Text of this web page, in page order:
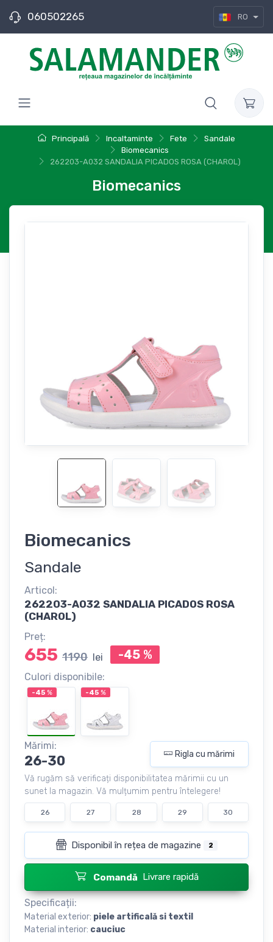
060502265 RO
Principală Incaltaminte Fete
Sandale
Biomecanics
262203-A032 SANDALIA PICADOS ROSA (CHAROL)
Biomecanics
Biomecanics
Sandale
Articol:
262203-A032 SANDALIA PICADOS ROSA
(CHAROL)
Preț:
655 1190 lei -45%
Culori disponibile:
-45 % -45 %
Mărimi:
26-30 Rigla cu mărimi
Vă rugăm să verificați disponibilitatea mărimii cu un
sunet la magazin. Vă mulțumim pentru întelegere!
26 27 28 29 30
Disponibil în rețea de magazine 2
Comandă Livrare rapidă
Specificații:
Material exterior: piele artificală si textil
Material interior: cauciuc